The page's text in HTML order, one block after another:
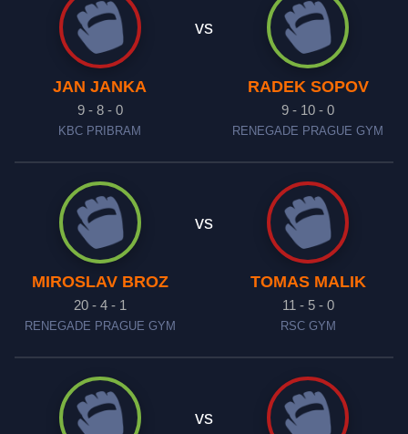
JAN JANKA
9 - 8 - 0
KBC PRIBRAM
vs
RADEK SOPOV
9 - 10 - 0
RENEGADE PRAGUE GYM
MIROSLAV BROZ
20 - 4 - 1
RENEGADE PRAGUE GYM
vs
TOMAS MALIK
11 - 5 - 0
RSC GYM
vs